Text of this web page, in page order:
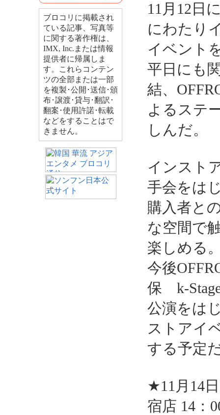
ブロコリに掲載され
ている記事、写真等
に関する著作権は、
IMX, Inc.または情報
提供者に帰属しま
す。これらコンテン
ツの全部または一部
を複製･公開･送信･頒
布･譲渡･貸与･翻訳･
翻案･使用許諾･転載
などをすることはで
きません。
11月12日
にわたり
イベント
平日にも
結、
よるステ
しんだ。
インスト
手会をは
購入者と
な空間で
楽しめる
今後
保 k-
公演をは
ストアイ
する予定
★11月14
宿店 14：